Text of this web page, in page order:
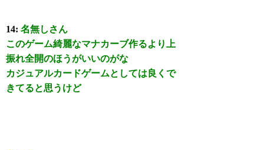
14:名無しさん
このゲーム綺麗なマナカーブ作るより上
振れ全開のほうがいいのがな
カジュアルカードゲームとしては良くで
きてると思うけど